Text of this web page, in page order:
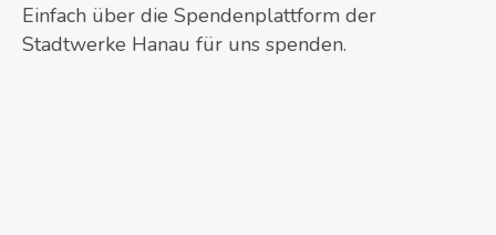
Einfach über die Spendenplattform der
Stadtwerke Hanau für uns spenden.